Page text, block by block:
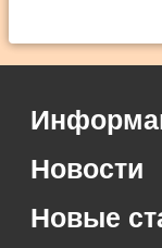
Новости
Новые